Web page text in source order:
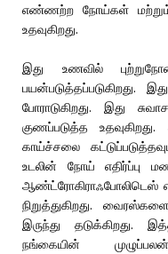
எண்ணற்ற நோய்கள் மற்றும்
உதவுகிறது.
இது உணவில்
போராடுகிறது. இது
குணப்படுத்த
காய்ச்சலை
உடலின் நோய் எதிர்ப்பு
ஆண்ட்ரோகிராஃபோலிடெஸ்
நிறுத்துகிறது.
இருந்து
நங்கையின்